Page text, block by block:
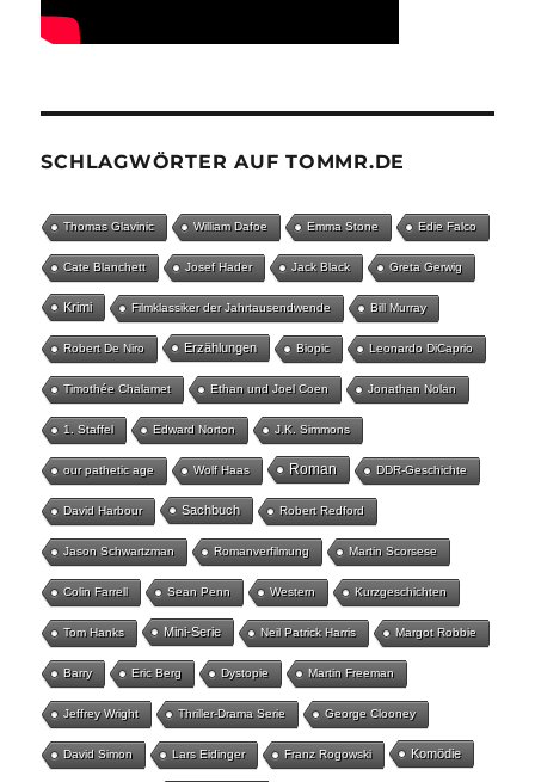
SCHLAGWÖRTER AUF TOMMR.DE
Thomas Glavinic William Dafoe Emma Stone Edie Falco
Cate Blanchett Josef Hader Jack Black Greta Gerwig
Krimi Filmklassiker der Jahrtausendwende Bill Murray
Robert De Niro Erzählungen Biopic Leonardo DiCaprio
Timothée Chalamet Ethan und Joel Coen Jonathan Nolan
1. Staffel Edward Norton J.K. Simmons
our pathetic age Wolf Haas Roman DDR-Geschichte
David Harbour Sachbuch Robert Redford
Jason Schwartzman Romanverfilmung Martin Scorsese
Colin Farrell Sean Penn Western Kurzgeschichten
Tom Hanks Mini-Serie Neil Patrick Harris Margot Robbie
Barry Eric Berg Dystopie Martin Freeman
Jeffrey Wright Thriller-Drama Serie George Clooney
David Simon Lars Eidinger Franz Rogowski Komödie